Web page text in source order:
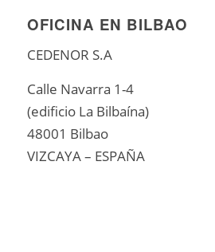
OFICINA EN BILBAO
CEDENOR S.A
Calle Navarra 1-4
(edificio La Bilbaína)
48001 Bilbao
VIZCAYA – ESPAÑA